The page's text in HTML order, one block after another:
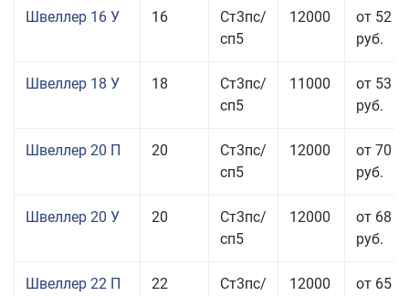
Швеллер 16 У 16
Ст3пс/
сп5
12000
от 52
руб.
Швеллер 18 У 18
Ст3пс/
сп5
11000
от 53
руб.
Швеллер 20 П 20
Ст3пс/
сп5
12000
от 70
руб.
Швеллер 20 У 20
Ст3пс/
сп5
12000
от 68
руб.
Швеллер 22 П 22
Ст3пс/
12000
от 65